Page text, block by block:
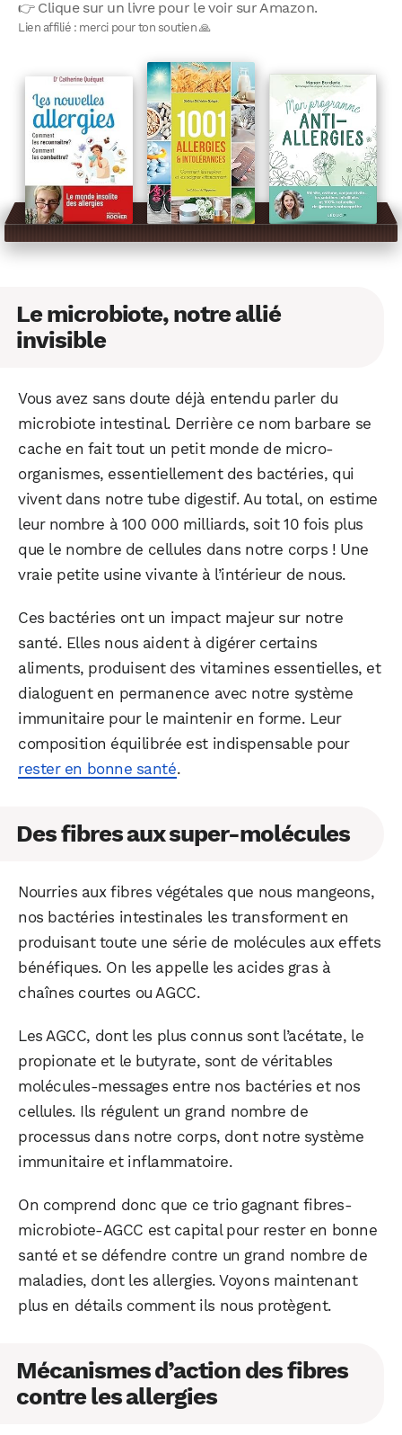
👉 Clique sur un livre pour le voir sur Amazon.
Lien affilié : merci pour ton soutien 🙏
Le microbiote, notre allié
invisible
Vous avez sans doute déjà entendu parler du
microbiote intestinal. Derrière ce nom barbare se
cache en fait tout un petit monde de micro-
organismes, essentiellement des bactéries, qui
vivent dans notre tube digestif. Au total, on estime
leur nombre à 100 000 milliards, soit 10 fois plus
que le nombre de cellules dans notre corps ! Une
vraie petite usine vivante à l’intérieur de nous.
Ces bactéries ont un impact majeur sur notre
santé. Elles nous aident à digérer certains
aliments, produisent des vitamines essentielles, et
dialoguent en permanence avec notre système
immunitaire pour le maintenir en forme. Leur
composition équilibrée est indispensable pour
rester en bonne santé.
Des fibres aux super-molécules
Nourries aux fibres végétales que nous mangeons,
nos bactéries intestinales les transforment en
produisant toute une série de molécules aux effets
bénéfiques. On les appelle les acides gras à
chaînes courtes ou AGCC.
Les AGCC, dont les plus connus sont l’acétate, le
propionate et le butyrate, sont de véritables
molécules-messages entre nos bactéries et nos
cellules. Ils régulent un grand nombre de
processus dans notre corps, dont notre système
immunitaire et inflammatoire.
On comprend donc que ce trio gagnant fibres-
microbiote-AGCC est capital pour rester en bonne
santé et se défendre contre un grand nombre de
maladies, dont les allergies. Voyons maintenant
plus en détails comment ils nous protègent.
Mécanismes d’action des fibres
contre les allergies
WhatsApp Telegram